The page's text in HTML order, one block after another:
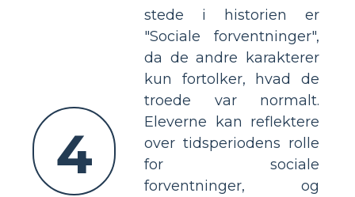
4
stede i historien er
"Sociale forventninger",
da de andre karakterer
kun fortolker, hvad de
troede var normalt.
Eleverne kan reflektere
over tidsperiodens rolle
for sociale
forventninger, og